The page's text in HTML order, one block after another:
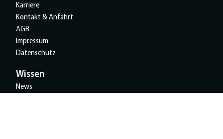
Karriere
Kontakt & Anfahrt
AGB
Impressum
Datenschutz
Wissen
News